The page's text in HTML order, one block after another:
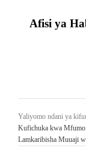
Afisi ya
Yaliyomo ndani ya
Kufichuka kwa
Lamkaribisha Muuaji